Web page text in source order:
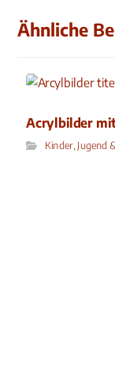
Ähnliche
Acrylbilder
Kinder, Jugend